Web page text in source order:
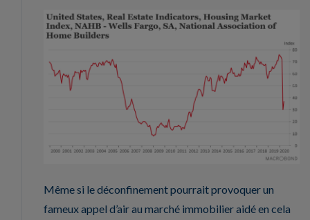
Même si le déconfinement pourrait provoquer un
fameux appel d’air au marché immobilier aidé en cela